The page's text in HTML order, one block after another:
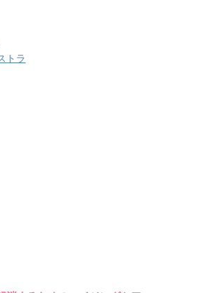
トラ